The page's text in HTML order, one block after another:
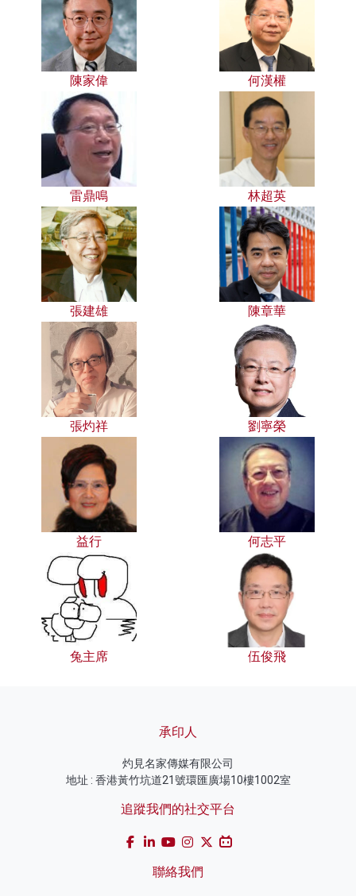
陳家偉 何漢權
雷鼎鳴 林超英
張建雄 陳章華
張灼祥 劉寧榮
益行 何志平
兔主席 伍俊飛
承印人
灼見名家傳媒有限公司
地址 : 香港黃竹坑道21號環匯廣場10樓1002室
追蹤我們的社交平台
聯絡我們